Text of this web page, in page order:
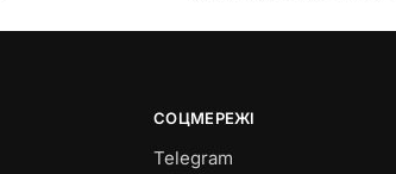
СОЦМЕРЕЖІ
Telegram